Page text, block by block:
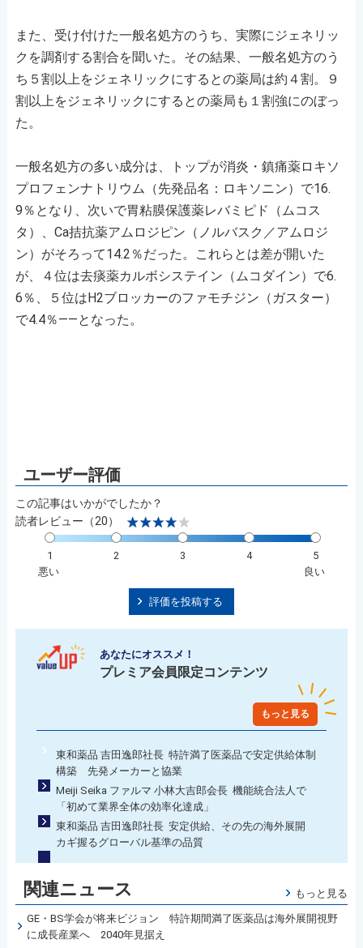
また、受け付けた一般名処方のうち、実際にジェネリッ
クを調剤する割合を聞いた。その結果、一般名処方のう
ち５割以上をジェネリックにするとの薬局は約４割。９
割以上をジェネリックにするとの薬局も１割強にのぼっ
た。
一般名処方の多い成分は、トップが消炎・鎮痛薬ロキソ
プロフェンナトリウム（先発品名：ロキソニン）で16.
9％となり、次いで胃粘膜保護薬レバミピド（ムコス
タ）、Ca拮抗薬アムロジピン（ノルバスク／アムロジ
ン）がそろって14.2％だった。これらとは差が開いた
が、４位は去痰薬カルボシステイン（ムコダイン）で6.
6％、５位はH2ブロッカーのファモチジン（ガスター）
で4.4％――となった。
この記事はいかがでしたか？
読者レビュー（20）
1 2 3 4
5
悪い
良い
評価を投稿する
あなたにオススメ！
プレミア会員限定コンテンツ
もっと見る
東和薬品 吉田逸郎社長 特許満了医薬品で安定供給体制
構築 先発メーカーと協業
Meiji Seika ファルマ 小林大吉郎会長 機能統合法人で
「初めて業界全体の効率化達成」
東和薬品 吉田逸郎社長 安定供給、その先の海外展開
カギ握るグローバル基準の品質
関連ニュース もっと見る
GE・BS学会が将来ビジョン 特許期間満了医薬品は海外展開視野
に成長産業へ 2040年見据え